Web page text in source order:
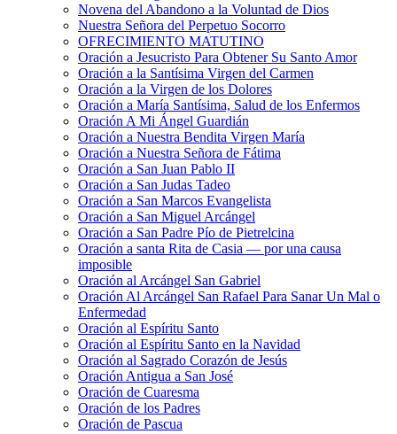
Novena del Abandono a la Voluntad de Dios
Nuestra Señora del Perpetuo Socorro
OFRECIMIENTO MATUTINO
Oración a Jesucristo Para Obtener Su Santo Amor
Oración a la Santísima Virgen del Carmen
Oración a la Virgen de los Dolores
Oración a María Santísima, Salud de los Enfermos
Oración A Mi Ángel Guardián
Oración a Nuestra Bendita Virgen María
Oración a Nuestra Señora de Fátima
Oración a San Juan Pablo II
Oración a San Judas Tadeo
Oración a San Marcos Evangelista
Oración a San Miguel Arcángel
Oración a San Padre Pío de Pietrelcina
Oración a santa Rita de Casia — por una causa
imposible
Oración al Arcángel San Gabriel
Oración Al Arcángel San Rafael Para Sanar Un Mal o
Enfermedad
Oración al Espíritu Santo
Oración al Espíritu Santo en la Navidad
Oración al Sagrado Corazón de Jesús
Oración Antigua a San José
Oración de Cuaresma
Oración de los Padres
Oración de Pascua